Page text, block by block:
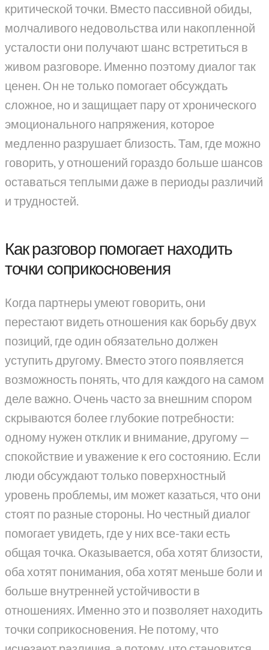
критической точки. Вместо пассивной обиды,
молчаливого недовольства или накопленной
усталости они получают шанс встретиться в
живом разговоре. Именно поэтому диалог так
ценен. Он не только помогает обсуждать
сложное, но и защищает пару от хронического
эмоционального напряжения, которое
медленно разрушает близость. Там, где можно
говорить, у отношений гораздо больше шансов
оставаться теплыми даже в периоды различий
и трудностей.
Как разговор помогает находить
точки соприкосновения
Когда партнеры умеют говорить, они
перестают видеть отношения как борьбу двух
позиций, где один обязательно должен
уступить другому. Вместо этого появляется
возможность понять, что для каждого на самом
деле важно. Очень часто за внешним спором
скрываются более глубокие потребности:
одному нужен отклик и внимание, другому —
спокойствие и уважение к его состоянию. Если
люди обсуждают только поверхностный
уровень проблемы, им может казаться, что они
стоят по разные стороны. Но честный диалог
помогает увидеть, где у них все-таки есть
общая точка. Оказывается, оба хотят близости,
оба хотят понимания, оба хотят меньше боли и
больше внутренней устойчивости в
отношениях. Именно это и позволяет находить
точки соприкосновения. Не потому, что